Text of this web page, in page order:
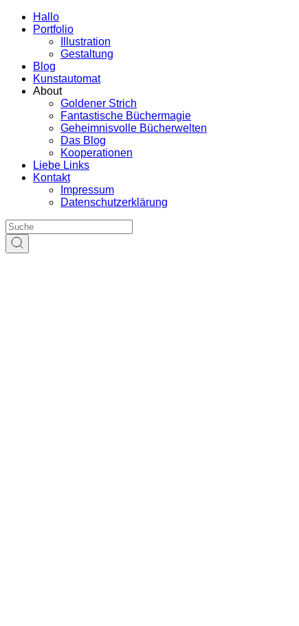
Hallo
Portfolio
Illustration
Gestaltung
Blog
Kunstautomat
About
Goldener Strich
Fantastische Büchermagie
Geheimnisvolle Bücherwelten
Das Blog
Kooperationen
Liebe Links
Kontakt
Impressum
Datenschutzerklärung